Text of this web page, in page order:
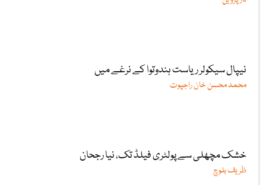
نیپال سیکولر ریاست ہندوتوا کے نرغے میں
محمد محسن خان راجپوت
خشک مچھلی سے پولٹری فیلڈ تک، نیا رجحان
ظریف بلوچ